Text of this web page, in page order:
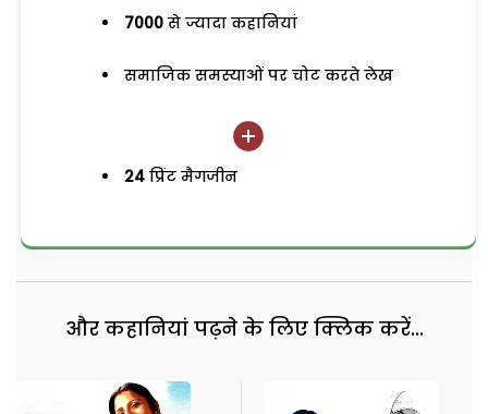
7000 से ज्यादा कहानियां
समाजिक समस्याओं पर चोट करते लेख
24 प्रिंट मैगजीन
और कहानियां पढ़ने के लिए क्लिक करें...